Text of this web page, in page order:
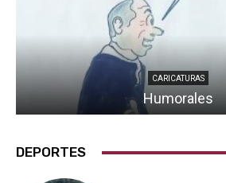
CARICATURAS
Humorales
DEPORTES